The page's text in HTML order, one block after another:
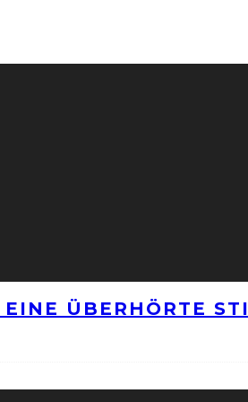
ÜBERHÖRTE